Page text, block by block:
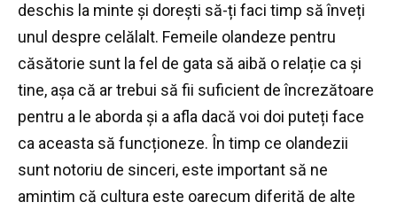
deschis la minte și dorești să-ți faci timp să înveți
unul despre celălalt. Femeile olandeze pentru
căsătorie sunt la fel de gata să aibă o relație ca și
tine, așa că ar trebui să fii suficient de încrezătoare
pentru a le aborda și a afla dacă voi doi puteți face
ca aceasta să funcționeze. În timp ce olandezii
sunt notoriu de sinceri, este important să ne
amintim că cultura este oarecum diferită de alte